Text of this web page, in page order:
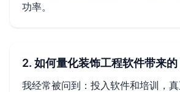
功率。
2. 如何量化装饰工程软件带来的
我经常被问到：投入软件和培训，